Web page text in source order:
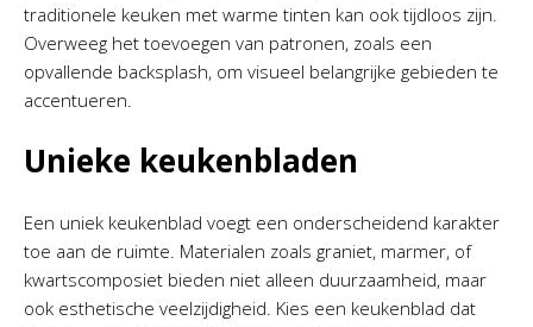
traditionele keuken met warme tinten kan ook tijdloos zijn.
Overweeg het toevoegen van patronen, zoals een
opvallende backsplash, om visueel belangrijke gebieden te
accentueren.
Unieke keukenbladen
Een uniek keukenblad voegt een onderscheidend karakter
toe aan de ruimte. Materialen zoals graniet, marmer, of
kwartscomposiet bieden niet alleen duurzaamheid, maar
ook esthetische veelzijdigheid. Kies een keukenblad dat